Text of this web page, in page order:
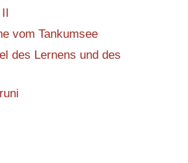
vom Tankumsee
des Lernens und des